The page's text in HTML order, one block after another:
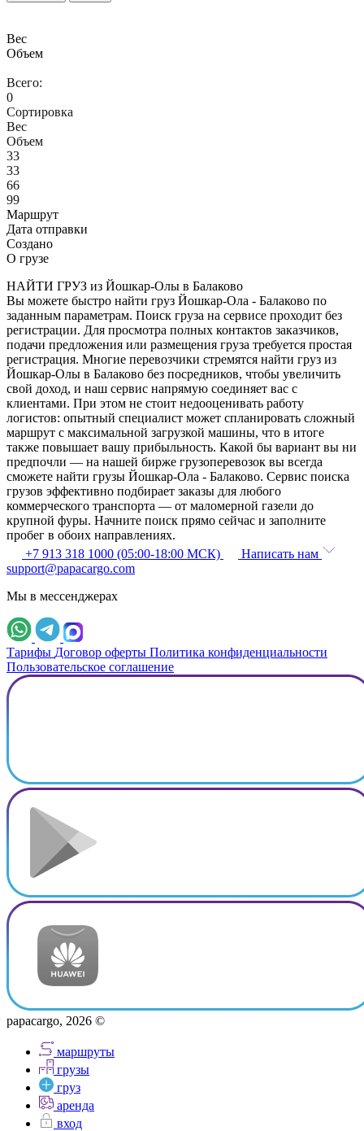
Вес
Объем
Всего:
0
Сортировка
Вес
Объем
33
33
66
99
Маршрут
Дата отправки
Создано
О грузе
НАЙТИ ГРУЗ из Йошкар-Олы в Балаково
Вы можете быстро найти груз Йошкар-Ола - Балаково по
заданным параметрам. Поиск груза на сервисе проходит без
регистрации. Для просмотра полных контактов заказчиков,
подачи предложения или размещения груза требуется простая
регистрация. Многие перевозчики стремятся найти груз из
Йошкар-Олы в Балаково без посредников, чтобы увеличить
свой доход, и наш сервис напрямую соединяет вас с
клиентами. При этом не стоит недооценивать работу
логистов: опытный специалист может спланировать сложный
маршрут с максимальной загрузкой машины, что в итоге
также повышает вашу прибыльность. Какой бы вариант вы ни
предпочли — на нашей бирже грузоперевозок вы всегда
сможете найти грузы Йошкар-Ола - Балаково. Сервис поиска
грузов эффективно подбирает заказы для любого
коммерческого транспорта — от маломерной газели до
крупной фуры. Начните поиск прямо сейчас и заполните
пробег в обоих направлениях.
+7 913 318 1000 (05:00-18:00 МСК)
Написать нам
support@papacargo.com
Мы в мессенджерах
Тарифы Договор оферты Политика конфиденциальности
Пользовательское соглашение
papacargo, 2026 ©
маршруты
грузы
груз
аренда
вход